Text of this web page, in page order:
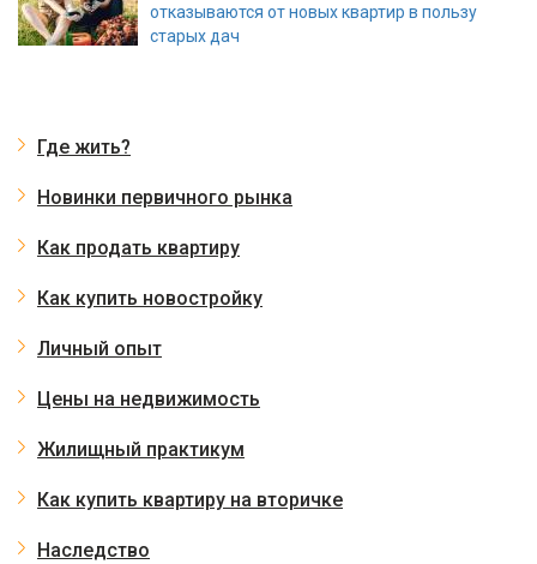
отказываются от новых квартир в пользу
старых дач
Где жить?
Новинки первичного рынка
Как продать квартиру
Как купить новостройку
Личный опыт
Цены на недвижимость
Жилищный практикум
Как купить квартиру на вторичке
Наследство